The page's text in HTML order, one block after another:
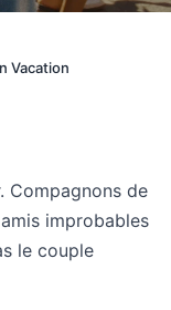
Vacation
Compagnons de
improbables
le couple